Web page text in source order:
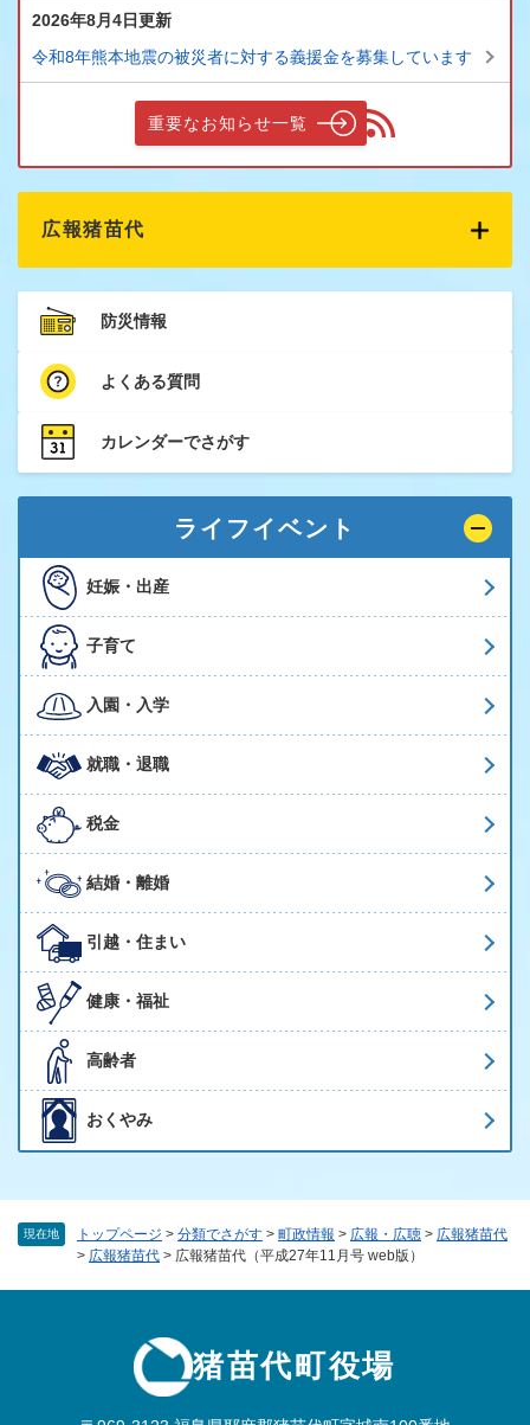
現在地 トップページ > 分類でさがす > 町政情報 > 広報・広聴 > 広報猪苗代
> 広報猪苗代 > 広報猪苗代（平成27年11月号 web版）
2026年8月4日更新
令和8年熊本地震の被災者に対する義援金を募集しています
重要なお知らせ一覧
広報猪苗代
防災情報
よくある質問
カレンダーでさがす
ライフイベント
妊娠・出産
子育て
入園・入学
就職・退職
税金
結婚・離婚
引越・住まい
健康・福祉
高齢者
おくやみ
猪苗代町役場